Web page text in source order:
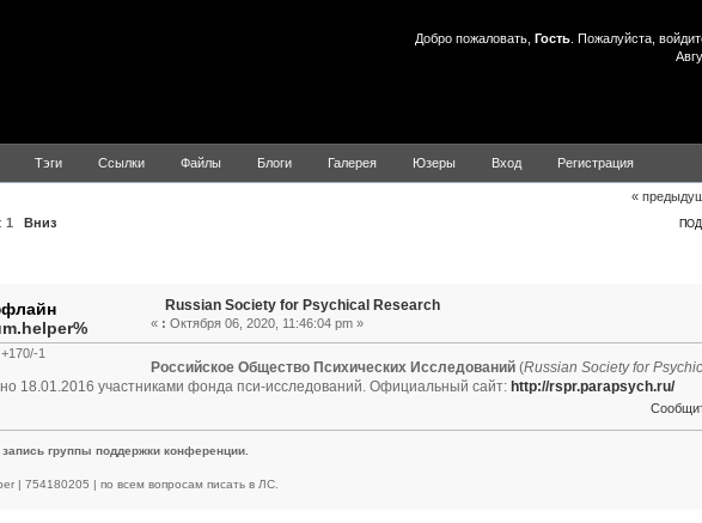
Добро пожаловать, Гость . Пожалуйста,
Тэги Ссылки Файлы Блоги Галерея Юзеры Вход Регистрация
«
1 Вниз
1
Russian Society for Psychical Research
« : Октября 06, 2020, 11:46:04 pm »
Российское Общество Психических Исследований (Russian Society for
18.01.2016 участниками фонда пси-исследований. Официальный сайт: http://rspr.parapsych.ru/
запись группы поддержки конференции.
| 754180205 | по всем вопросам писать в ЛС.